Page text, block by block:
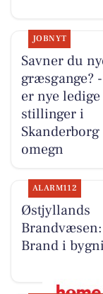
JOBNYT
Savner du
græsgange?
er nye ledige
stillinger i
Skanderborg
omegn
ALARM112
Østjyllands
Brandvæsen:
Brand i